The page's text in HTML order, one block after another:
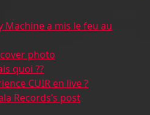
Machine a mis le feu au
photo
quoi ??
CUIR en live ?
Records’s post